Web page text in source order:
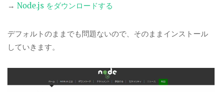
→ Node.js をダウンロードする
デフォルトのままでも問題ないので、そのままインストール
していきます。